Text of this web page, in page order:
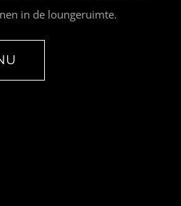
in de loungeruimte.